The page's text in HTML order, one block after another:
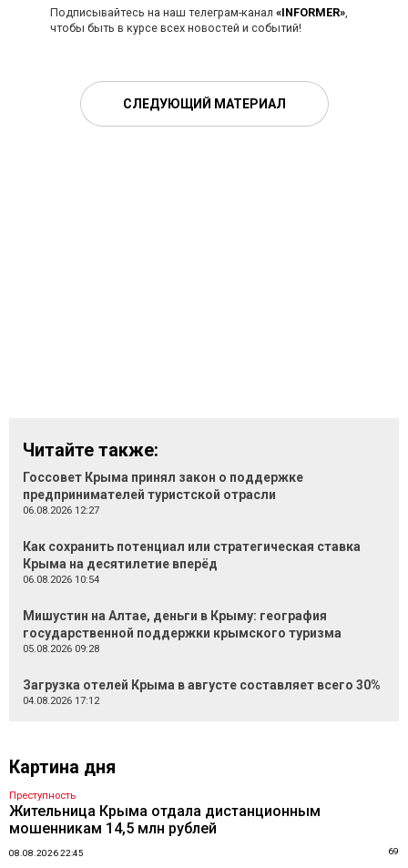
Подписывайтесь на наш телеграм-канал «INFORMER»,
чтобы быть в курсе всех новостей и событий!
СЛЕДУЮЩИЙ МАТЕРИАЛ
Читайте также:
Госсовет Крыма принял закон о поддержке
предпринимателей туристской отрасли
06.08.2026 12:27
Как сохранить потенциал или стратегическая ставка
Крыма на десятилетие вперёд
06.08.2026 10:54
Мишустин на Алтае, деньги в Крыму: география
государственной поддержки крымского туризма
05.08.2026 09:28
Загрузка отелей Крыма в августе составляет всего 30%
04.08.2026 17:12
Картина дня
Преступность
Жительница Крыма отдала дистанционным
мошенникам 14,5 млн рублей
08.08.2026 22:45 69